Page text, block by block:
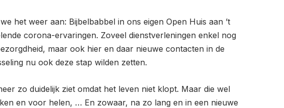
het weer aan: Bijbelbabbel in ons eigen Open Huis aan ’t
corona-ervaringen. Zoveel dienstverleningen enkel nog
maar ook hier en daar nieuwe contacten in de
nu ook deze stap wilden zetten.
zo duidelijk ziet omdat het leven niet klopt. Maar die wel
en voor helen, … En zowaar, na zo lang en in een nieuwe